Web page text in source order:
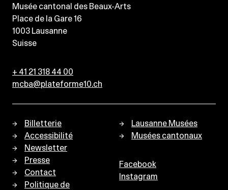
Musée cantonal des Beaux-Arts
Place de la Gare 16
1003 Lausanne
Suisse
+ 41 21 318 44 00
mcba@plateforme10.ch
Billetterie
Accessibilité
Newsletter
Presse
Contact
Politique de
Lausanne Musées
Musées cantonaux
Facebook
Instagram